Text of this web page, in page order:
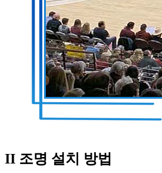
II 조명 설치 방법